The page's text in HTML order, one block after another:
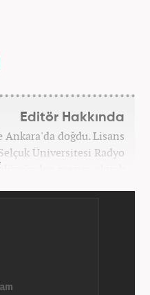
Editör Hakkında
Ankara'da doğdu. Lisans
Üniversitesi Radyo
mezun olarak